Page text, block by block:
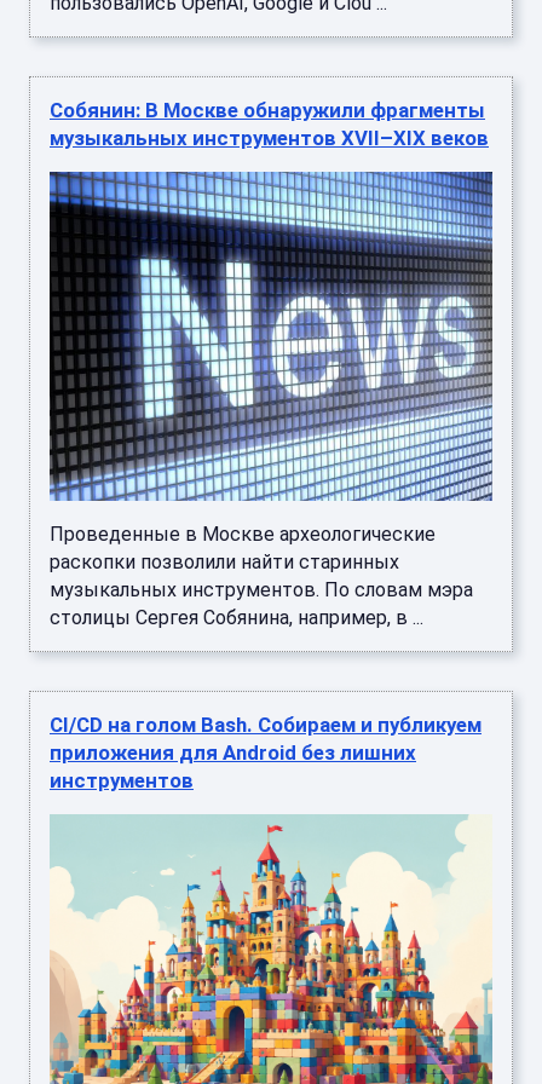
Собянин: В Москве обнаружили фрагменты
музыкальных инструментов XVII–XIX веков
Проведенные в Москве археологические
раскопки позволили найти старинных
музыкальных инструментов. По словам мэра
столицы Сергея Собянина, например, в ...
CI/CD на голом Bash. Собираем и публикуем
приложения для Android без лишних
инструментов